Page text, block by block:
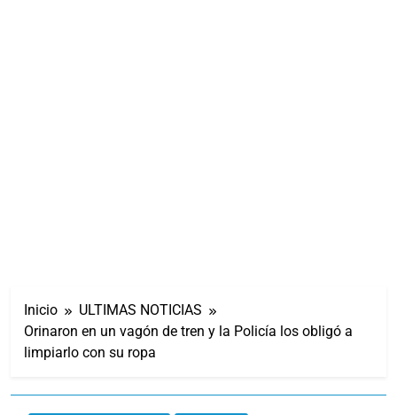
Inicio
ULTIMAS NOTICIAS
Orinaron en un vagón de tren y la Policía los obligó a
limpiarlo con su ropa